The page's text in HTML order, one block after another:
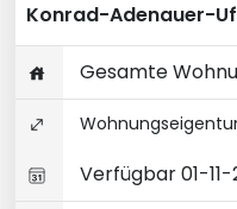
Konrad-Adenauer-
Gesamte
Verfügbar 01-